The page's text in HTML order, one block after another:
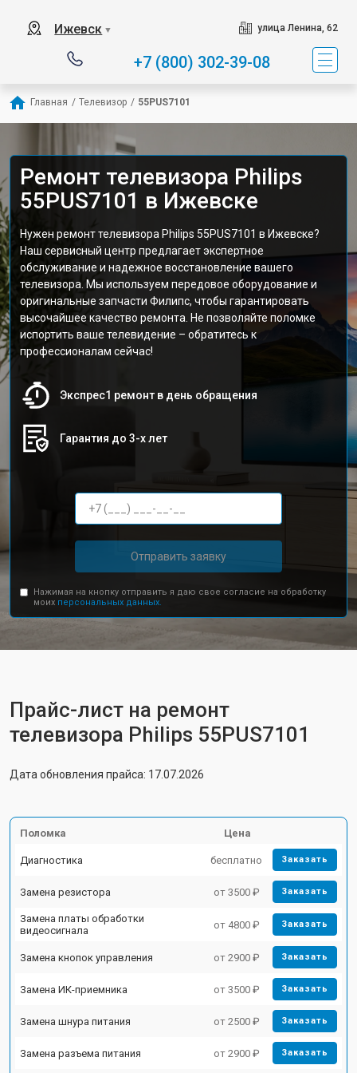
Ижевск ▼ улица Ленина, 62
+7 (800) 302-39-08
Главная / Телевизор / 55PUS7101
Ремонт телевизора Philips
55PUS7101 в Ижевске
Нужен ремонт телевизора Philips 55PUS7101 в Ижевске?
Наш сервисный центр предлагает экспертное
обслуживание и надежное восстановление вашего
телевизора. Мы используем передовое оборудование и
оригинальные запчасти Филипс, чтобы гарантировать
высочайшее качество ремонта. Не позволяйте поломке
испортить ваше телевидение – обратитесь к
профессионалам сейчас!
Экспрес1 ремонт в день обращения
Гарантия до 3-х лет
Отправить заявку
Нажимая на кнопку отправить я даю свое согласие на обработку
моих персональных данных.
Прайс-лист на ремонт
телевизора Philips 55PUS7101
Дата обновления прайса: 17.07.2026
Поломка Цена
Диагностика бесплатно Заказать
Замена резистора от 3500 ₽ Заказать
Замена платы обработки
видеосигнала
от 4800 ₽ Заказать
Замена кнопок управления от 2900 ₽ Заказать
Замена ИК-приемника от 3500 ₽ Заказать
Замена шнура питания от 2500 ₽ Заказать
Замена разъема питания от 2900 ₽ Заказать